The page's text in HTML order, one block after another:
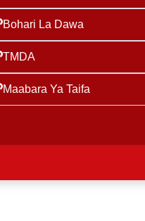
Bohari La Dawa
TMDA
Maabara Ya Taifa